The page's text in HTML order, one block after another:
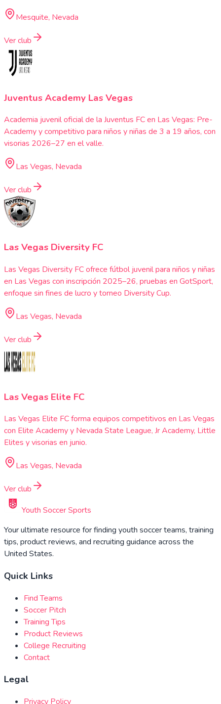
Mesquite, Nevada
Ver club
Juventus Academy Las Vegas
Academia juvenil oficial de la Juventus FC en Las Vegas: Pre-
Academy y competitivo para niños y niñas de 3 a 19 años, con
visorias 2026–27 en el valle.
Las Vegas, Nevada
Ver club
Las Vegas Diversity FC
Las Vegas Diversity FC ofrece fútbol juvenil para niños y niñas
en Las Vegas con inscripción 2025–26, pruebas en GotSport,
enfoque sin fines de lucro y torneo Diversity Cup.
Las Vegas, Nevada
Ver club
Las Vegas Elite FC
Las Vegas Elite FC forma equipos competitivos en Las Vegas
con Elite Academy y Nevada State League, Jr Academy, Little
Elites y visorias en junio.
Las Vegas, Nevada
Ver club
Youth Soccer Sports
Your ultimate resource for finding youth soccer teams, training
tips, product reviews, and recruiting guidance across the
United States.
Quick Links
Find Teams
Soccer Pitch
Training Tips
Product Reviews
College Recruiting
Contact
Legal
Privacy Policy